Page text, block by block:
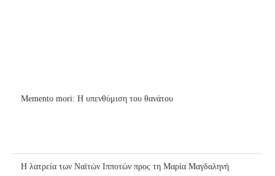
Memento mori: Η υπενθύμιση του θανάτου
Η λατρεία των Ναϊτών Ιπποτών προς τη Μαρία Μαγδαληνή